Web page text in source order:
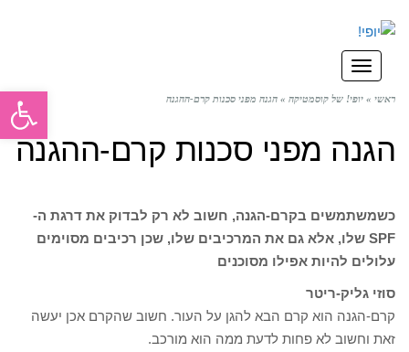
תפריט
ראשי » יופי! של קוסמטיקה » הגנה מפני סכנות קרם-ההגנה
הגנה מפני סכנות קרם-ההגנה
כשמשתמשים בקרם-הגנה, חשוב לא רק לבדוק את דרגת ה-
SPF שלו, אלא גם את המרכיבים שלו, שכן רכיבים מסוימים
עלולים להיות אפילו מסוכנים
סוזי גליק-ריטר
קרם-הגנה הוא קרם הבא להגן על העור. חשוב שהקרם אכן יעשה
זאת וחשוב לא פחות לדעת ממה הוא מורכב.
פתח